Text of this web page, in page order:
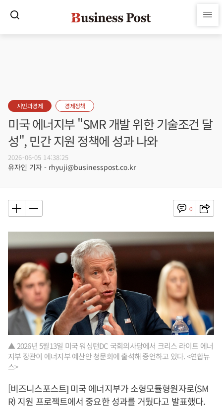
시민과경제 경제정책
미국 에너지부 "SMR 개발 위한 기술조건 달
성", 민간 지원 정책에 성과 나와
2026-06-05 14:38:25
유자인 기자 - rhyuji@businesspost.co.kr
0
▲ 2026년 5월13일 미국 워싱턴DC 국회의사당에서 크리스 라이트 에너
지부 장관이 에너지부 예산안 청문회에 출석해 증언하고 있다. <연합뉴
스>
[비즈니스포스트] 미국 에너지부가 소형모듈형원자로(SM
R) 지원 프로젝트에서 중요한 성과를 거뒀다고 발표했다.